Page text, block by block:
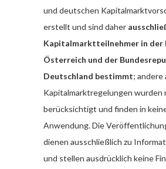
und deutschen
erstellt und sind daher
Kapitalmarktteilnehmer in der
Österreich und der
Deutschland bestimmt; andere
Kapitalmarktregelungen wurden
berücksichtigt und finden in
Anwendung. Die
dienen ausschließlich zu
und stellen ausdrücklich keine